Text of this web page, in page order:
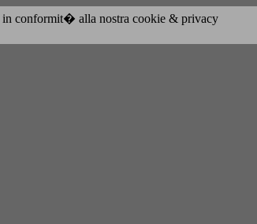
in conformit� alla nostra cookie & privacy